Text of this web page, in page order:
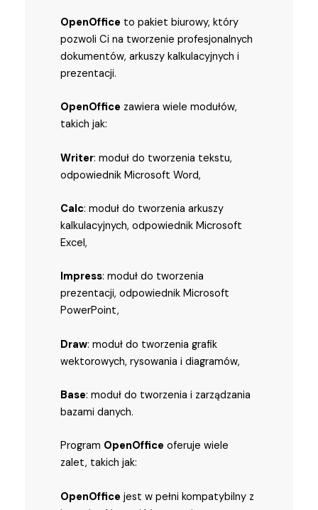
OpenOffice to pakiet biurowy, który
pozwoli Ci na tworzenie profesjonalnych
dokumentów, arkuszy kalkulacyjnych i
prezentacji.
OpenOffice zawiera wiele modułów,
takich jak:
Writer: moduł do tworzenia tekstu,
odpowiednik Microsoft Word,
Calc: moduł do tworzenia arkuszy
kalkulacyjnych, odpowiednik Microsoft
Excel,
Impress: moduł do tworzenia
prezentacji, odpowiednik Microsoft
PowerPoint,
Draw: moduł do tworzenia grafik
wektorowych, rysowania i diagramów,
Base: moduł do tworzenia i zarządzania
bazami danych.
Program OpenOffice oferuje wiele
zalet, takich jak:
OpenOffice jest w pełni kompatybilny z